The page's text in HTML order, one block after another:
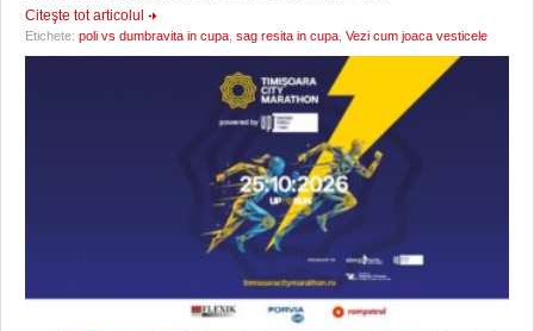
Citeşte tot articolul
Etichete: poli vs dumbravita in cupa sag resita in cupa Vezi cum joaca vesticele